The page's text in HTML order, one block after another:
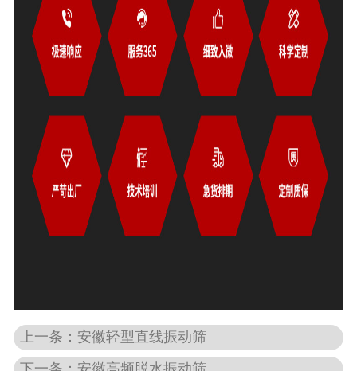
上一条：安徽轻型直线振动筛